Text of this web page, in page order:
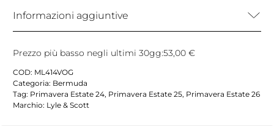
Informazioni aggiuntive
Prezzo più basso negli ultimi 30gg:53,00 €
COD: ML414VOG
Categoria: Bermuda
Tag: Primavera Estate 24, Primavera Estate 25, Primavera Estate 26
Marchio: Lyle & Scott